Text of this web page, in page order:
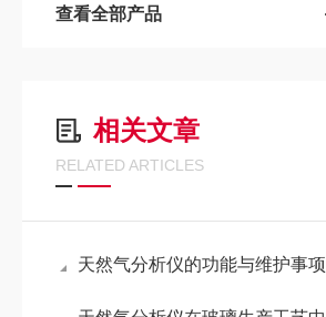
查看全部产品
相关文章
RELATED ARTICLES
天然气分析仪的功能与维护事项